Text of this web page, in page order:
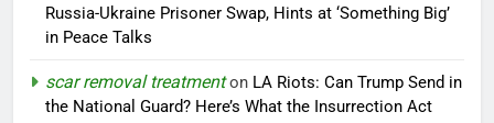
Russia-Ukraine Prisoner Swap, Hints at ‘Something Big’
in Peace Talks
scar removal treatmenton LA Riots: Can Trump Send in
the National Guard? Here’s What the Insurrection Act